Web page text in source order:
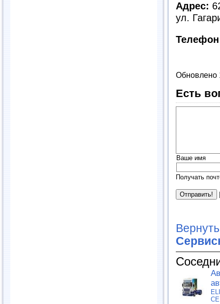
Адрес:
ул.
Обновлено
Есть
Ваше имя
Получать